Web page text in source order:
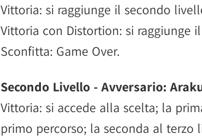
Vittoria: si raggiunge il secondo
Vittoria con Distortion: si raggiunge
Sconfitta: Game Over.
Secondo Livello - Avversario:
Vittoria: si accede alla scelta; la
primo percorso; la seconda al terzo